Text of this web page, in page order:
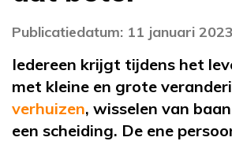
Publicatiedatum: 11 januari 2023
Iedereen krijgt tijdens het
met kleine en grote
verhuizen, wisselen van
een scheiding. De ene